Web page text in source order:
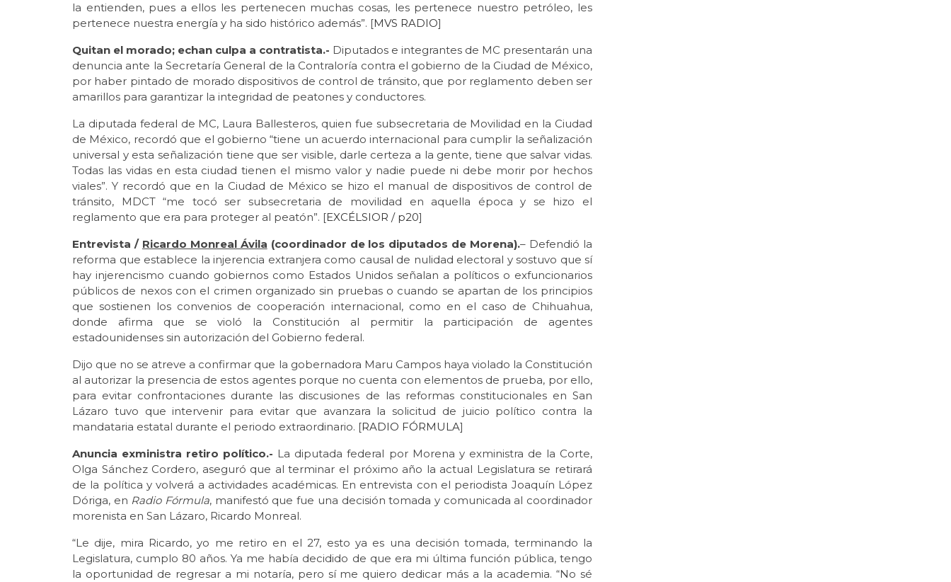
la entienden, pues a ellos les pertenecen muchas cosas, les pertenece nuestro petróleo, les
pertenece nuestra energía y ha sido histórico además”. [MVS RADIO]
Quitan el morado; echan culpa a contratista.- Diputados e integrantes de MC presentarán una
denuncia ante la Secretaría General de la Contraloría contra el gobierno de la Ciudad de México,
por haber pintado de morado dispositivos de control de tránsito, que por reglamento deben ser
amarillos para garantizar la integridad de peatones y conductores.
La diputada federal de MC, Laura Ballesteros, quien fue subsecretaria de Movilidad en la Ciudad
de México, recordó que el gobierno “tiene un acuerdo internacional para cumplir la señalización
universal y esta señalización tiene que ser visible, darle certeza a la gente, tiene que salvar vidas.
Todas las vidas en esta ciudad tienen el mismo valor y nadie puede ni debe morir por hechos
viales”. Y recordó que en la Ciudad de México se hizo el manual de dispositivos de control de
tránsito, MDCT “me tocó ser subsecretaria de movilidad en aquella época y se hizo el
reglamento que era para proteger al peatón”. [EXCÉLSIOR / p20]
Entrevista / Ricardo Monreal Ávila (coordinador de los diputados de Morena).– Defendió la
reforma que establece la injerencia extranjera como causal de nulidad electoral y sostuvo que sí
hay injerencismo cuando gobiernos como Estados Unidos señalan a políticos o exfuncionarios
públicos de nexos con el crimen organizado sin pruebas o cuando se apartan de los principios
que sostienen los convenios de cooperación internacional, como en el caso de Chihuahua,
donde afirma que se violó la Constitución al permitir la participación de agentes
estadounidenses sin autorización del Gobierno federal.
Dijo que no se atreve a confirmar que la gobernadora Maru Campos haya violado la Constitución
al autorizar la presencia de estos agentes porque no cuenta con elementos de prueba, por ello,
para evitar confrontaciones durante las discusiones de las reformas constitucionales en San
Lázaro tuvo que intervenir para evitar que avanzara la solicitud de juicio político contra la
mandataria estatal durante el periodo extraordinario. [RADIO FÓRMULA]
Anuncia exministra retiro político.- La diputada federal por Morena y exministra de la Corte,
Olga Sánchez Cordero, aseguró que al terminar el próximo año la actual Legislatura se retirará
de la política y volverá a actividades académicas. En entrevista con el periodista Joaquín López
Dóriga, en Radio Fórmula, manifestó que fue una decisión tomada y comunicada al coordinador
morenista en San Lázaro, Ricardo Monreal.
“Le dije, mira Ricardo, yo me retiro en el 27, esto ya es una decisión tomada, terminando la
Legislatura, cumplo 80 años. Ya me había decidido de que era mi última función pública, tengo
la oportunidad de regresar a mi notaría, pero sí me quiero dedicar más a la academia. “No sé